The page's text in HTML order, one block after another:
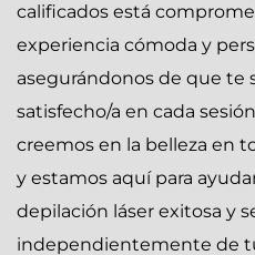
calificados está
experiencia cómoda y
asegurándonos de que te
satisfecho/a en cada
creemos en la belleza en
y estamos aquí para
depilación láser exitosa y
independientemente de